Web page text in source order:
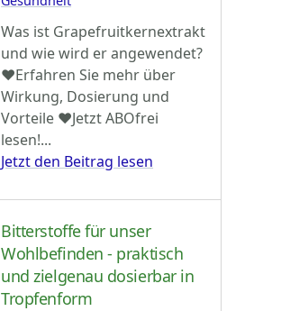
Was ist Grapefruitkernextrakt
und wie wird er angewendet?
♥Erfahren Sie mehr über
Wirkung, Dosierung und
Vorteile ♥Jetzt ABOfrei
lesen!...
Jetzt den Beitrag lesen
Bitterstoffe für unser
Wohlbefinden - praktisch
und zielgenau dosierbar in
Tropfenform